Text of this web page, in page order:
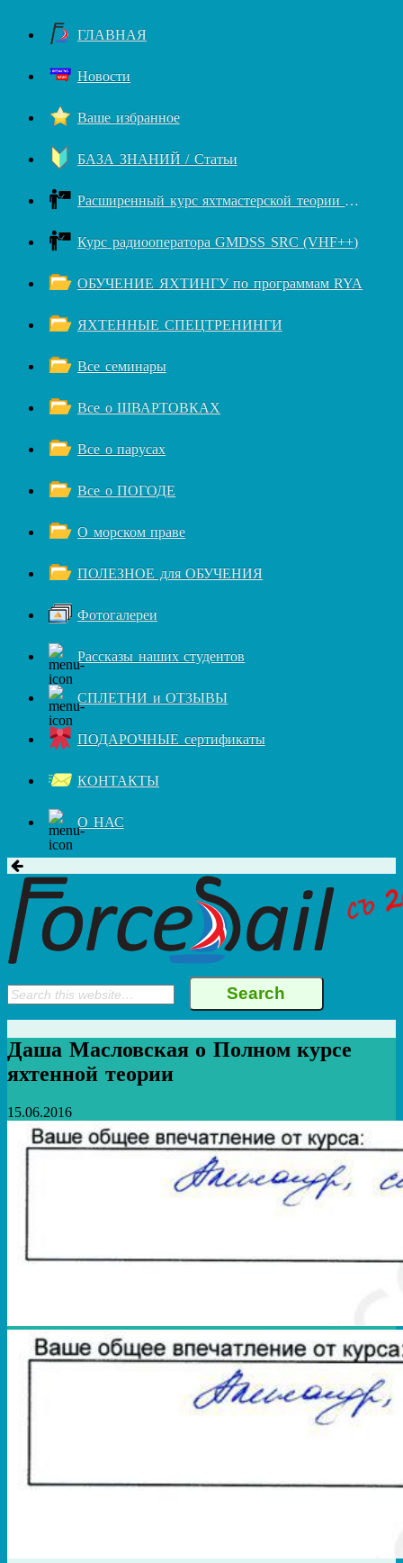
ГЛАВНАЯ
Новости
Ваше избранное
БАЗА ЗНАНИЙ / Статьи
Расширенный курс яхтмастерской теории RYA++
Курс радиооператора GMDSS SRC (VHF++)
ОБУЧЕНИЕ ЯХТИНГУ по программам RYA
ЯХТЕННЫЕ СПЕЦТРЕНИНГИ
Все семинары
Все о ШВАРТОВКАХ
Все о парусах
Все о ПОГОДЕ
О морском праве
ПОЛЕЗНОЕ для ОБУЧЕНИЯ
Фотогалереи
Рассказы наших студентов
СПЛЕТНИ и ОТЗЫВЫ
ПОДАРОЧНЫЕ сертификаты
КОНТАКТЫ
О НАС
Даша Масловская о Полном курсе
яхтенной теории
15.06.2016